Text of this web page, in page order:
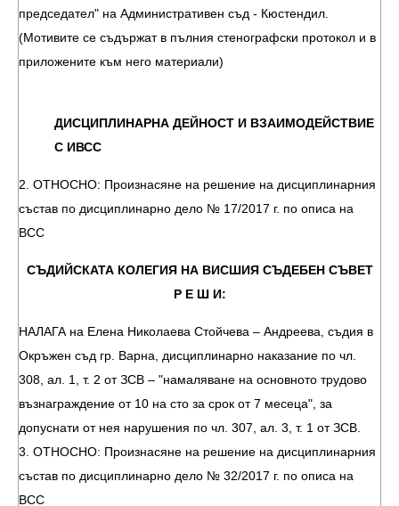
председател" на Административен съд - Кюстендил.
(Мотивите се съдържат в пълния стенографски протокол и в
приложените към него материали)
ДИСЦИПЛИНАРНА ДЕЙНОСТ И ВЗАИМОДЕЙСТВИЕ
С ИВСС
2. ОТНОСНО: Произнасяне на решение на дисциплинарния
състав по дисциплинарно дело № 17/2017 г. по описа на
ВСС
СЪДИЙСКАТА КОЛЕГИЯ НА ВИСШИЯ СЪДЕБЕН СЪВЕТ
Р Е Ш И:
НАЛАГА на Елена Николаева Стойчева – Андреева, съдия в
Окръжен съд гр. Варна, дисциплинарно наказание по чл.
308, ал. 1, т. 2 от ЗСВ – "намаляване на основното трудово
възнаграждение от 10 на сто за срок от 7 месеца", за
допуснати от нея нарушения по чл. 307, ал. 3, т. 1 от ЗСВ.
3. ОТНОСНО: Произнасяне на решение на дисциплинарния
състав по дисциплинарно дело № 32/2017 г. по описа на
ВСС